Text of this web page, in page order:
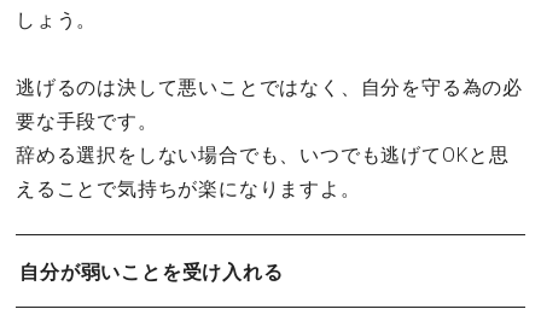
しょう。
逃げるのは決して悪いことではなく、自分を守る為の必
要な手段です。
辞める選択をしない場合でも、いつでも逃げてOKと思
えることで気持ちが楽になりますよ。
自分が弱いことを受け入れる